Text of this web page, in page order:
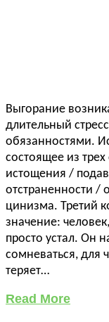
Выгорание
длительный
обязанностями.
состоящее из
истощения /
отстраненности /
цинизма. Третий
значение:
просто устал. Он
сомневаться, для
теряет…
Read More